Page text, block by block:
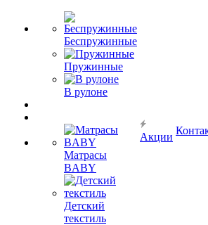
Беспружинные
Пружинные
В рулоне
Матрасы
BABY
Детский
текстиль
Акции